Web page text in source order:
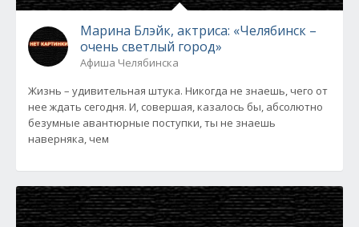
Марина Блэйк, актриса: «Челябинск –
очень светлый город»
Афиша Челябинска
Жизнь – удивительная штука. Никогда не знаешь, чего от
нее ждать сегодня. И, совершая, казалось бы, абсолютно
безумные авантюрные поступки, ты не знаешь
наверняка, чем